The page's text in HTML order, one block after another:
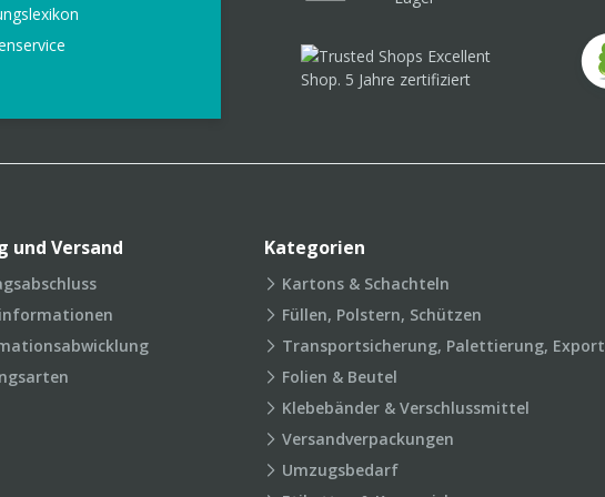
und Versand Kategorien
Kartons & Schachteln
Füllen, Polstern, Schützen
Transportsicherung, Palettierung, Export
Folien & Beutel
Klebebänder & Verschlussmittel
Versandverpackungen
Umzugsbedarf